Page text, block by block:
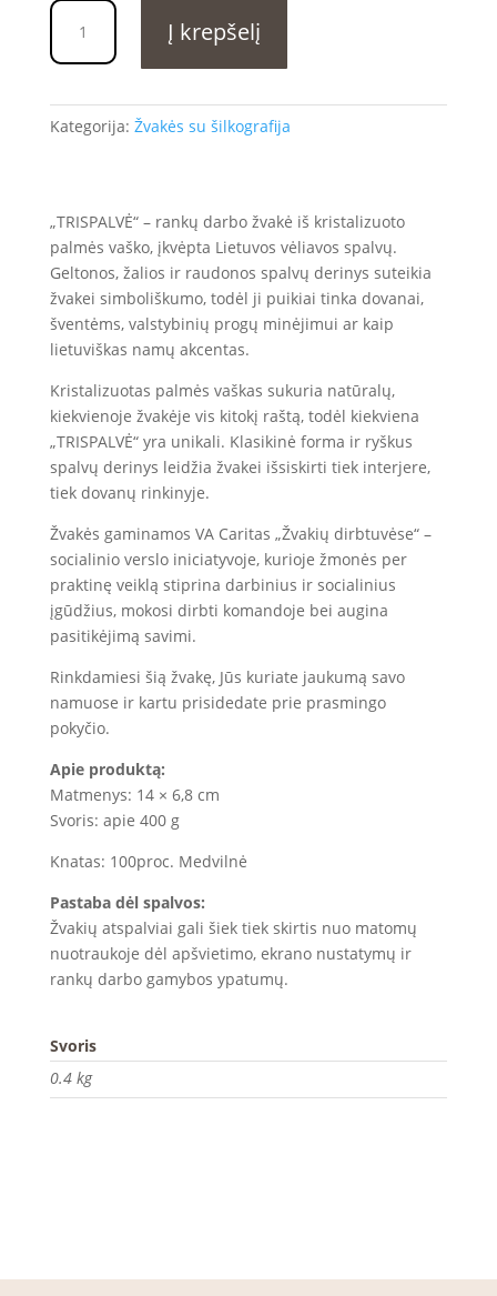
produkto
kiekis:
TRISPALVĖ
žvakė
Į krepšelį
Kategorija: Žvakės su šilkografija
„TRISPALVĖ“ – rankų darbo žvakė iš kristalizuoto
palmės vaško, įkvėpta Lietuvos vėliavos spalvų.
Geltonos, žalios ir raudonos spalvų derinys suteikia
žvakei simboliškumo, todėl ji puikiai tinka dovanai,
šventėms, valstybinių progų minėjimui ar kaip
lietuviškas namų akcentas.
Kristalizuotas palmės vaškas sukuria natūralų,
kiekvienoje žvakėje vis kitokį raštą, todėl kiekviena
„TRISPALVĖ“ yra unikali. Klasikinė forma ir ryškus
spalvų derinys leidžia žvakei išsiskirti tiek interjere,
tiek dovanų rinkinyje.
Žvakės gaminamos VA Caritas „Žvakių dirbtuvėse“ –
socialinio verslo iniciatyvoje, kurioje žmonės per
praktinę veiklą stiprina darbinius ir socialinius
įgūdžius, mokosi dirbti komandoje bei augina
pasitikėjimą savimi.
Rinkdamiesi šią žvakę, Jūs kuriate jaukumą savo
namuose ir kartu prisidedate prie prasmingo
pokyčio.
Apie produktą:
Matmenys: 14 × 6,8 cm
Svoris: apie 400 g
Knatas: 100proc. Medvilnė
Pastaba dėl spalvos:
Žvakių atspalviai gali šiek tiek skirtis nuo matomų
nuotraukoje dėl apšvietimo, ekrano nustatymų ir
rankų darbo gamybos ypatumų.
Svoris
0.4 kg